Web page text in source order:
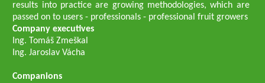
results into practice are growing methodologies, which are
passed on to users - professionals - professional fruit growers
Company executives
Ing. Tomáš Zmeškal
Ing. Jaroslav Vácha
Companions